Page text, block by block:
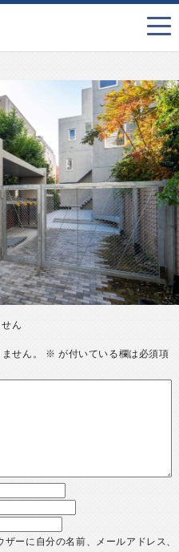
ん
せん。
※ が付いている欄は必須項
ーに自分の名前、メールアドレス、